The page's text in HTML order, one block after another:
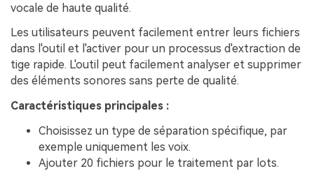
vocale de haute qualité.
Les utilisateurs peuvent facilement entrer leurs fichiers
dans l'outil et l'activer pour un processus d'extraction de
tige rapide. L'outil peut facilement analyser et supprimer
des éléments sonores sans perte de qualité.
Caractéristiques principales :
Choisissez un type de séparation spécifique, par
exemple uniquement les voix.
Ajouter 20 fichiers pour le traitement par lots.